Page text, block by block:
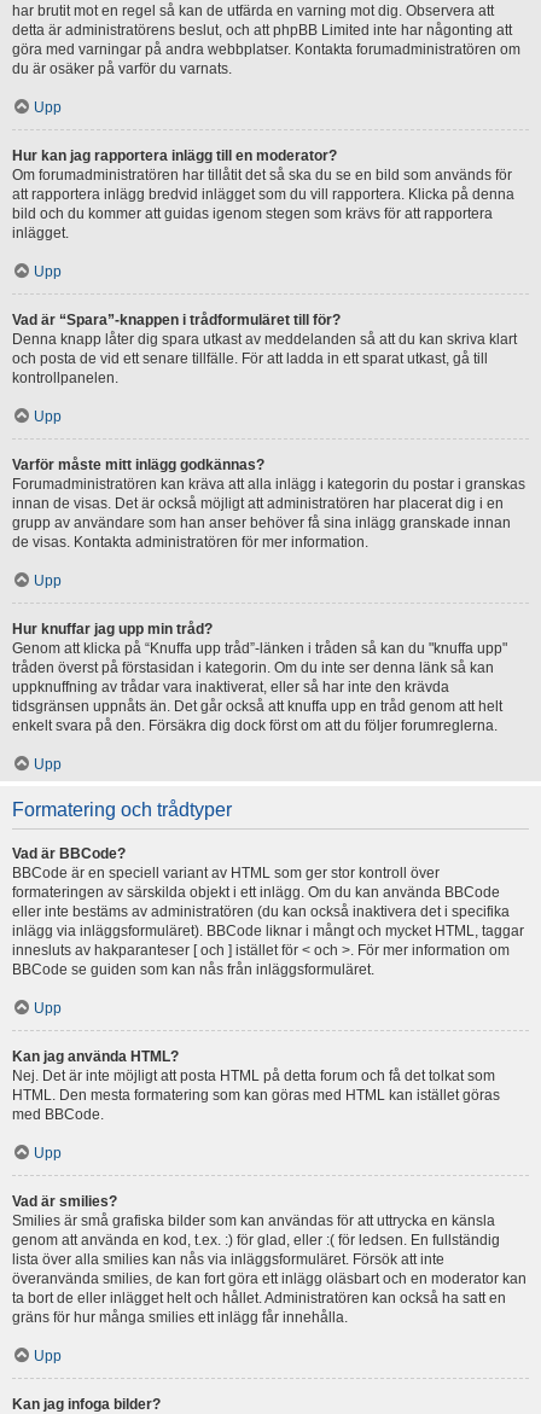
har brutit mot en regel så kan de utfärda en varning mot dig. Observera att
detta är administratörens beslut, och att phpBB Limited inte har någonting att
göra med varningar på andra webbplatser. Kontakta forumadministratören om
du är osäker på varför du varnats.
Upp
Hur kan jag rapportera inlägg till en moderator?
Om forumadministratören har tillåtit det så ska du se en bild som används för
att rapportera inlägg bredvid inlägget som du vill rapportera. Klicka på denna
bild och du kommer att guidas igenom stegen som krävs för att rapportera
inlägget.
Upp
Vad är “Spara”-knappen i trådformuläret till för?
Denna knapp låter dig spara utkast av meddelanden så att du kan skriva klart
och posta de vid ett senare tillfälle. För att ladda in ett sparat utkast, gå till
kontrollpanelen.
Upp
Varför måste mitt inlägg godkännas?
Forumadministratören kan kräva att alla inlägg i kategorin du postar i granskas
innan de visas. Det är också möjligt att administratören har placerat dig i en
grupp av användare som han anser behöver få sina inlägg granskade innan
de visas. Kontakta administratören för mer information.
Upp
Hur knuffar jag upp min tråd?
Genom att klicka på “Knuffa upp tråd”-länken i tråden så kan du "knuffa upp"
tråden överst på förstasidan i kategorin. Om du inte ser denna länk så kan
uppknuffning av trådar vara inaktiverat, eller så har inte den krävda
tidsgränsen uppnåts än. Det går också att knuffa upp en tråd genom att helt
enkelt svara på den. Försäkra dig dock först om att du följer forumreglerna.
Upp
Formatering och trådtyper
Vad är BBCode?
BBCode är en speciell variant av HTML som ger stor kontroll över
formateringen av särskilda objekt i ett inlägg. Om du kan använda BBCode
eller inte bestäms av administratören (du kan också inaktivera det i specifika
inlägg via inläggsformuläret). BBCode liknar i mångt och mycket HTML, taggar
innesluts av hakparanteser [ och ] istället för < och >. För mer information om
BBCode se guiden som kan nås från inläggsformuläret.
Upp
Kan jag använda HTML?
Nej. Det är inte möjligt att posta HTML på detta forum och få det tolkat som
HTML. Den mesta formatering som kan göras med HTML kan istället göras
med BBCode.
Upp
Vad är smilies?
Smilies är små grafiska bilder som kan användas för att uttrycka en känsla
genom att använda en kod, t.ex. :) för glad, eller :( för ledsen. En fullständig
lista över alla smilies kan nås via inläggsformuläret. Försök att inte
överanvända smilies, de kan fort göra ett inlägg oläsbart och en moderator kan
ta bort de eller inlägget helt och hållet. Administratören kan också ha satt en
gräns för hur många smilies ett inlägg får innehålla.
Upp
Kan jag infoga bilder?